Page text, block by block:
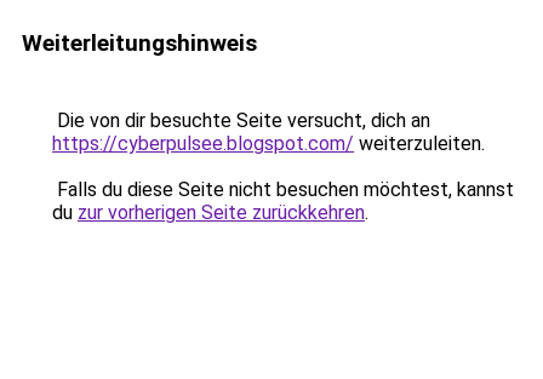
Weiterleitungshinweis
Die von dir besuchte Seite versucht, dich an
https://cyberpulsee.blogspot.com/ weiterzuleiten.
Falls du diese Seite nicht besuchen möchtest, kannst
du zur vorherigen Seite zurückkehren.